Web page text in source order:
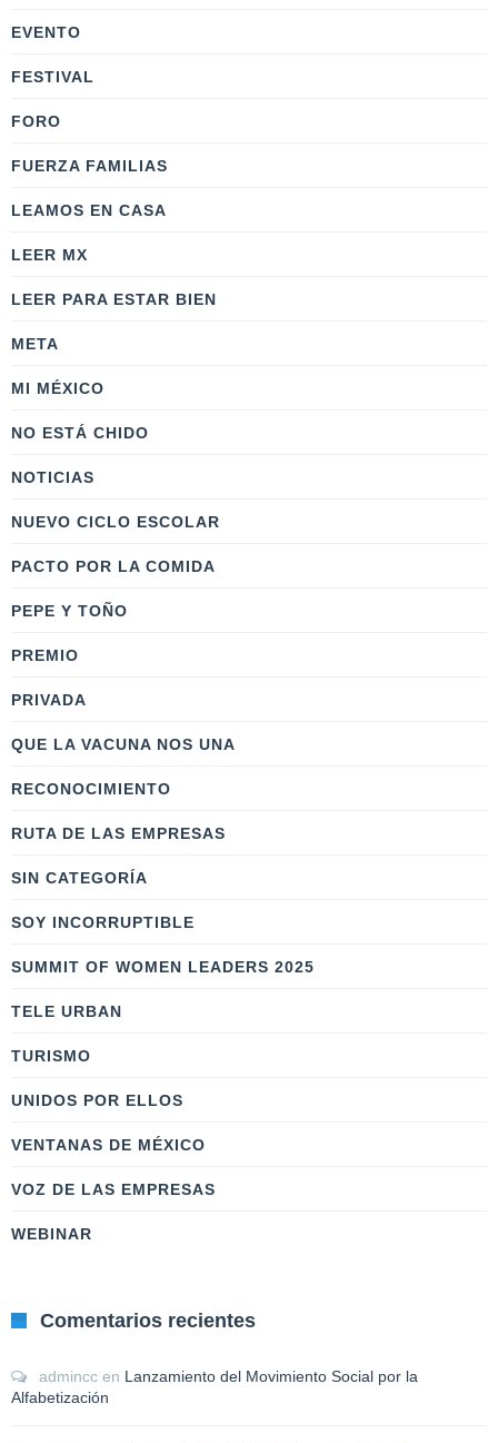
EVENTO
FESTIVAL
FORO
FUERZA FAMILIAS
LEAMOS EN CASA
LEER MX
LEER PARA ESTAR BIEN
META
MI MÉXICO
NO ESTÁ CHIDO
NOTICIAS
NUEVO CICLO ESCOLAR
PACTO POR LA COMIDA
PEPE Y TOÑO
PREMIO
PRIVADA
QUE LA VACUNA NOS UNA
RECONOCIMIENTO
RUTA DE LAS EMPRESAS
SIN CATEGORÍA
SOY INCORRUPTIBLE
SUMMIT OF WOMEN LEADERS 2025
TELE URBAN
TURISMO
UNIDOS POR ELLOS
VENTANAS DE MÉXICO
VOZ DE LAS EMPRESAS
WEBINAR
Comentarios recientes
admincc en Lanzamiento del Movimiento Social por la
Alfabetización